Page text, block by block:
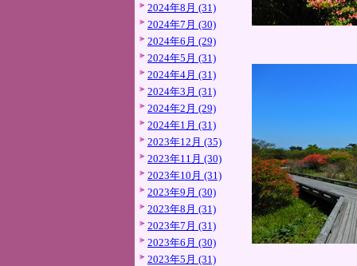
2024年8月 (31)
2024年7月 (30)
2024年6月 (29)
2024年5月 (31)
2024年4月 (31)
2024年3月 (31)
2024年2月 (29)
2024年1月 (31)
2023年12月 (35)
2023年11月 (30)
2023年10月 (31)
2023年9月 (30)
2023年8月 (31)
2023年7月 (31)
2023年6月 (30)
2023年5月 (31)